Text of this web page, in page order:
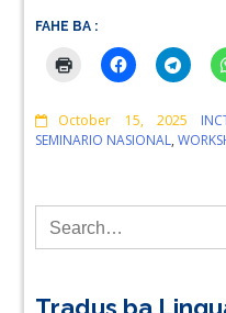
FAHE BA :
October 15, 2025
SEMINARIO NASIONAL,